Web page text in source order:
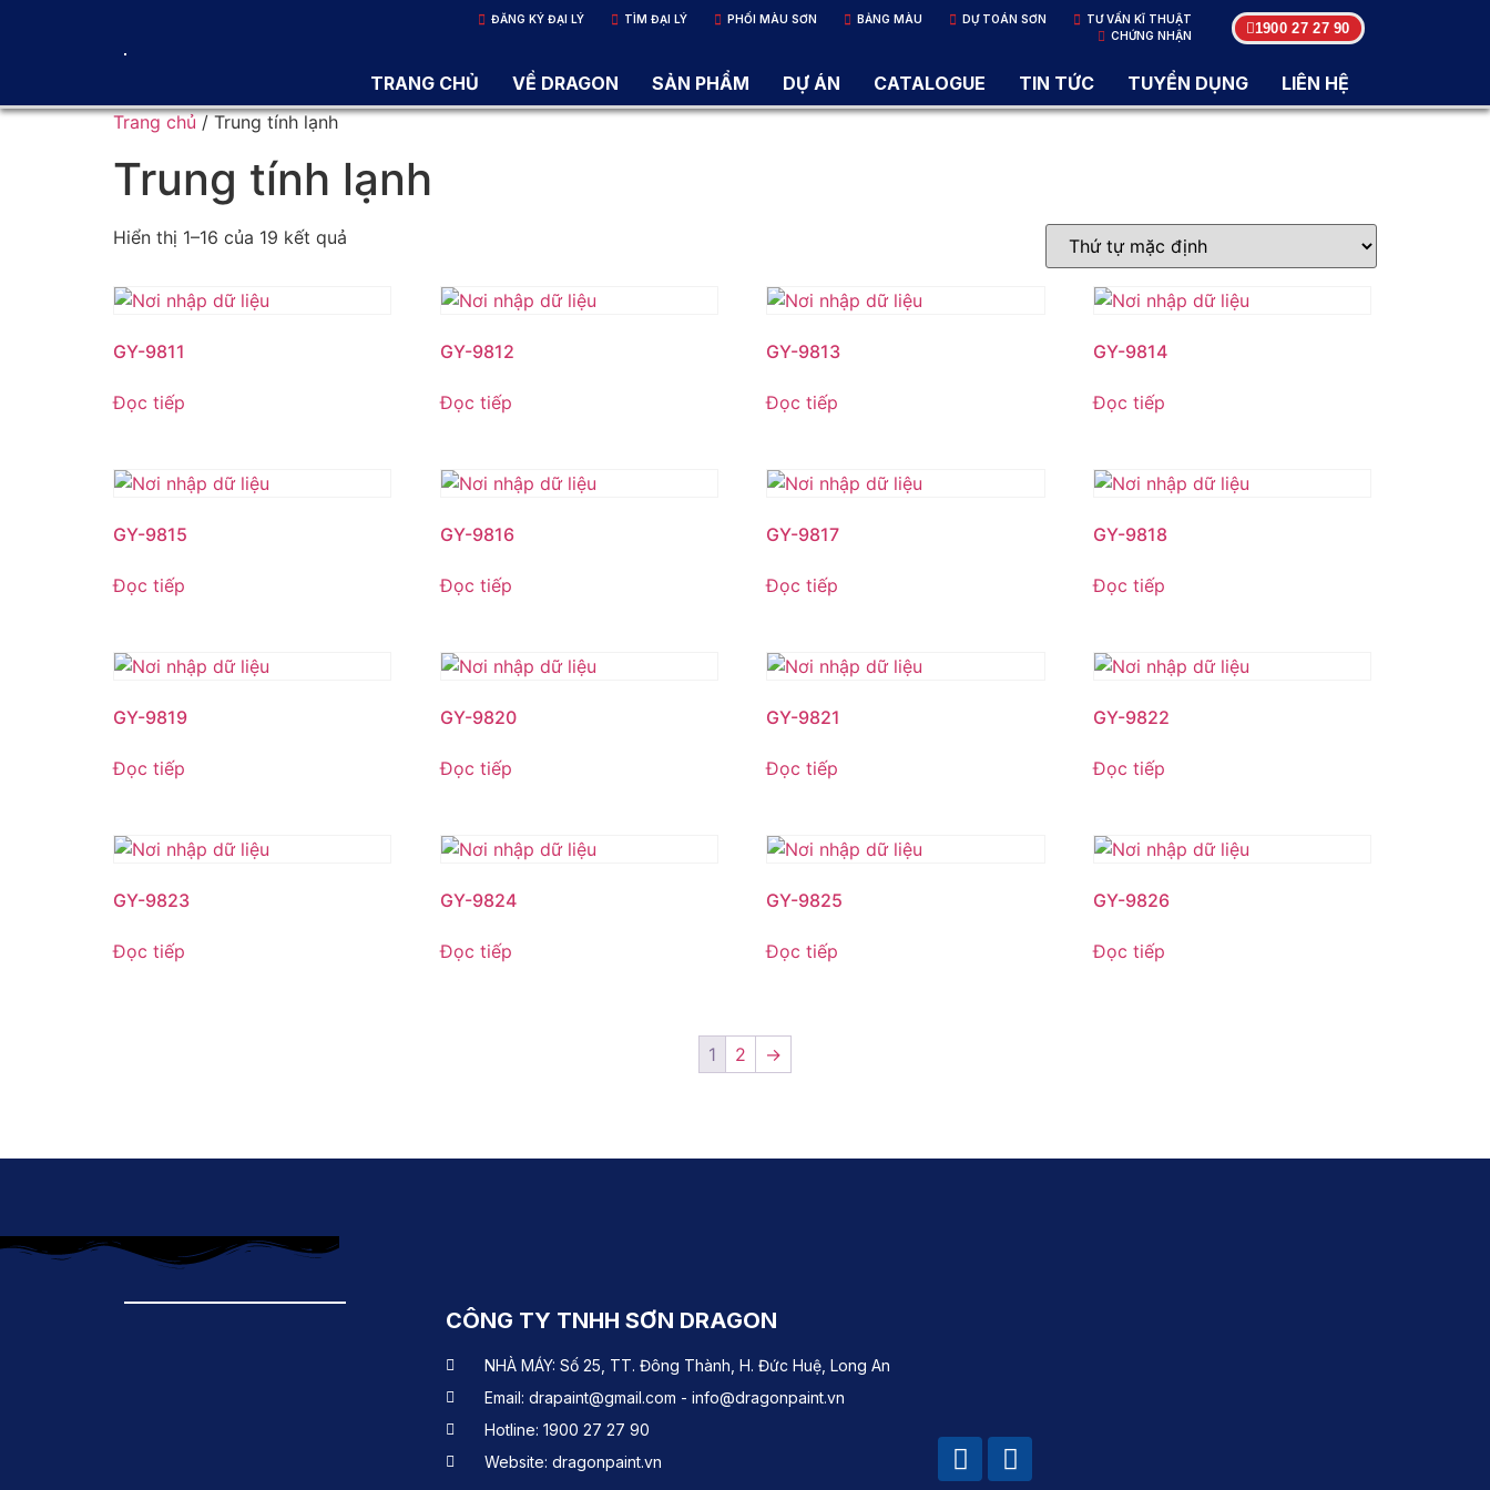
ĐĂNG KÝ ĐẠI LÝ TÌM ĐẠI LÝ PHỐI MÀU SƠN BẢNG MÀU DỰ TOÁN SƠN
TƯ VẤN KĨ THUẬT
CHỨNG NHẬN
1900 27 27 90
TRANG CHỦ VỀ DRAGON SẢN PHẨM DỰ ÁN CATALOGUE TIN TỨC TUYỂN DỤNG
LIÊN HỆ
Trang chủ / Trung tính lạnh
Trung tính lạnh
Hiển thị 1–16 của 19 kết quả
GY-9811
Đọc tiếp
GY-9812
Đọc tiếp
GY-9813
Đọc tiếp
GY-9814
Đọc tiếp
GY-9815
Đọc tiếp
GY-9816
Đọc tiếp
GY-9817
Đọc tiếp
GY-9818
Đọc tiếp
GY-9819
Đọc tiếp
GY-9820
Đọc tiếp
GY-9821
Đọc tiếp
GY-9822
Đọc tiếp
GY-9823
Đọc tiếp
GY-9824
Đọc tiếp
GY-9825
Đọc tiếp
GY-9826
Đọc tiếp
1 2 →
CÔNG TY TNHH SƠN DRAGON
NHÀ MÁY: Số 25, TT. Đông Thành, H. Đức Huệ, Long An
Email: drapaint@gmail.com - info@dragonpaint.vn
Hotline: 1900 27 27 90
Website: dragonpaint.vn